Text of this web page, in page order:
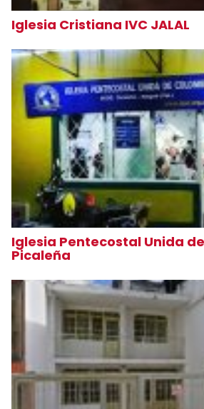
Iglesia Cristiana IVC JALAL
Iglesia Pentecostal Unida
Picaleña